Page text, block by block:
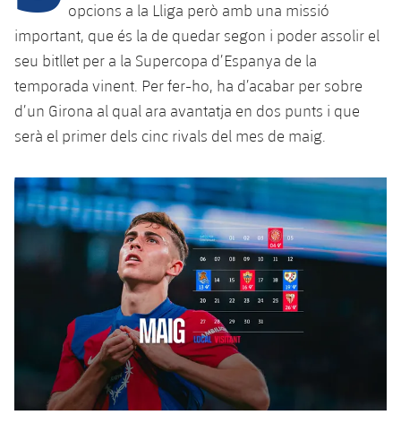
plusicon
més
Instal·lacions
Palau Blaugrana
Estadi Johan Cruyff
Ciutat Esportiva
La Masia
plusicon
més
Serveis
Serveis Mèdics
plusicon
més
SUB13
SUB12
SUB10 A
SUB10 B
SUB9 B
SUB8 A
SUB13 B
SUB12 C
SUB11 C
Entrades
Gameday Shows
Resultats
Classificacions
Jugadors
Fotos
Història
Palmarès
Base
Barça Atlètic
Junior
Cadet A
Cadet B
Infantil A
Infantil B
Mini
Campus Estiu
PLUSICON
MÉS
Primer Equip
plusicon
més
Calendari
Entrades
Resultats
Classificació
Jugadors
Actualitat
Calendari
Resultats
Classificació
Jugadors
Base
plusicon
més
Actualitat
Cadet A
Cadet B
PLUSICON
Primer equip
plusicon
Actualitat
Calendari
Barça Atlètic
plusicon
més
Actualitat
Base
plusicon
més
opcions a la Lliga però amb una missió
important, que és la de quedar segon i poder assolir el
seu bitllet per a la Supercopa d’Espanya de la
temporada vinent. Per fer-ho, ha d’acabar per sobre
d’un Girona al qual ara avantatja en dos punts i que
serà el primer dels cinc rivals del mes de maig.